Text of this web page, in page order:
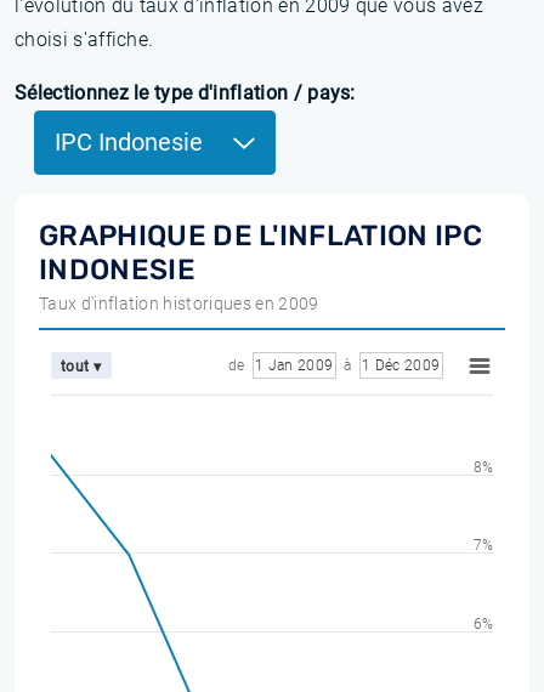
l'évolution du taux d'inflation en 2009 que vous avez
choisi s'affiche.
Sélectionnez le type d'inflation / pays:
IPC Indonesie
GRAPHIQUE DE L'INFLATION IPC
INDONESIE
Taux d'inflation historiques en 2009
tout ▾ de 1 Jan 2009 à 1 Déc 2009
6%
7%
8%